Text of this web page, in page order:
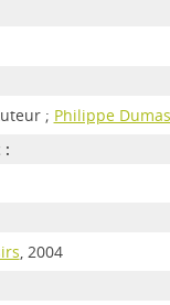
; Philippe Dumas
:
, 2004